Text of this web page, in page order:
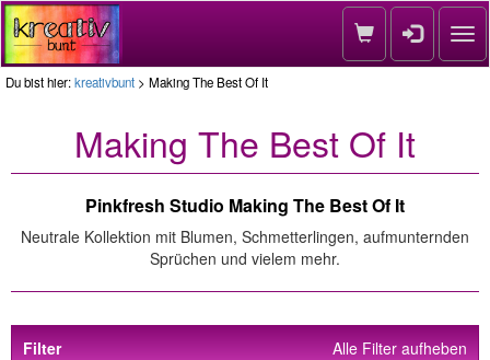
Du bist hier:kreativbunt > Making The Best Of It
Making The Best Of It
Pinkfresh Studio Making The Best Of It
Neutrale Kollektion mit Blumen, Schmetterlingen, aufmunternden
Sprüchen und vielem mehr.
Alle Filter aufheben
Filter